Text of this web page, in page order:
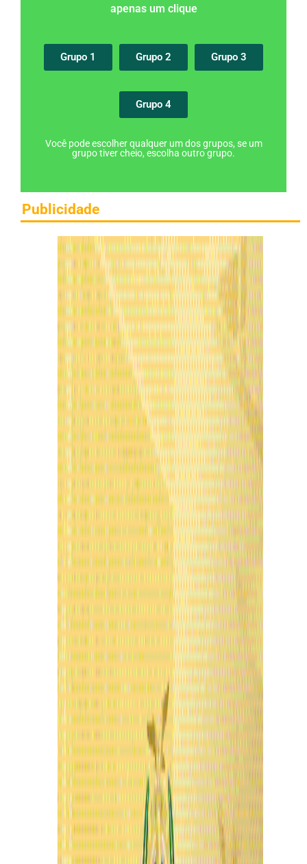
apenas um clique
Grupo 1 Grupo 2 Grupo 3
Grupo 4
Você pode escolher qualquer um dos grupos, se um
grupo tiver cheio, escolha outro grupo.
Publicidade